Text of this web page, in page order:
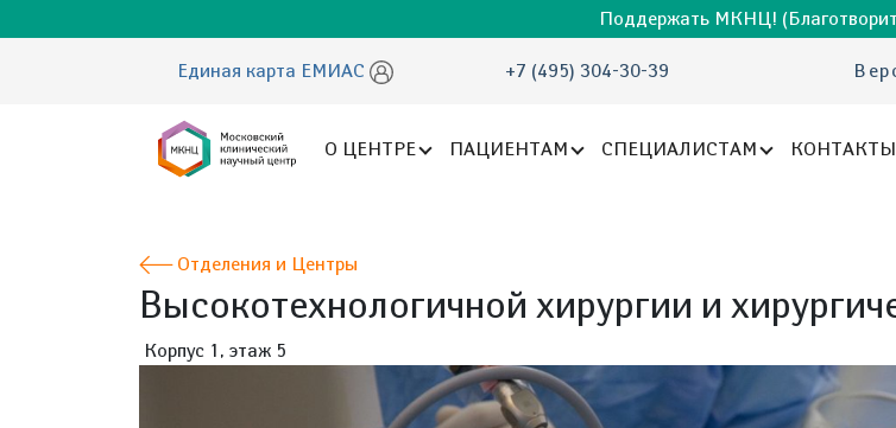
Поддержать МКНЦ!
Единая карта ЕМИАС +7 (495) 304-30-39
О ЦЕНТРЕ ПАЦИЕНТАМ СПЕЦИАЛИСТАМ КОНТАКТЫ
Отделения и Центры
Высокотехнологичной хирургии и
Корпус 1, этаж 5